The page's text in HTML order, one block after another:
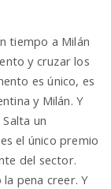
tiempo a Milán
y cruzar los
es único, es
y Milán. Y
un
el único premio
del sector.
pena creer. Y